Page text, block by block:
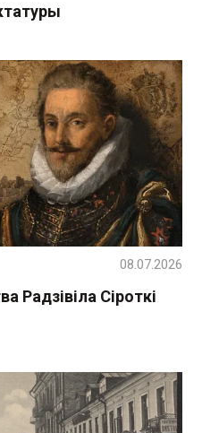
Радзівіла Сіроткі
08.07.2026